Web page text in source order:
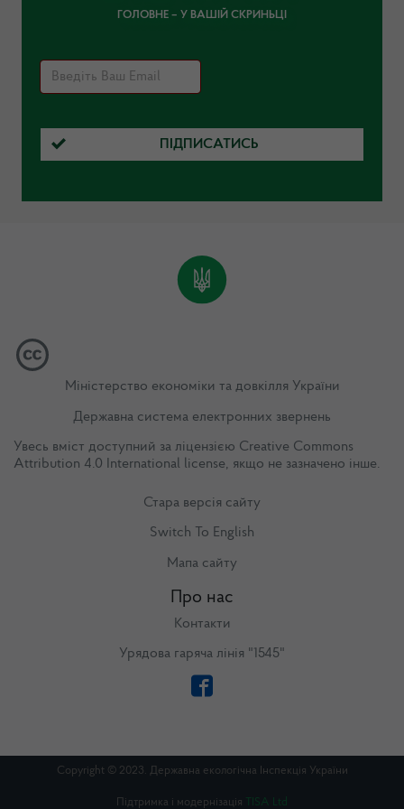
ГОЛОВНЕ – У ВАШІЙ СКРИНЬЦІ
ПІДПИСАТИСЬ
Міністерство економіки та довкілля України
Державна система електронних звернень
Увесь вміст доступний за ліцензією Creative Commons
Attribution 4.0 International license, якщо не зазначено інше.
Стара версія сайту
Switch To English
Мапа сайту
Про нас
Контакти
Урядова гаряча лінія "1545"
Copyright © 2023. Державна екологічна Інспекція України
Підтримка і модернізація TISA Ltd